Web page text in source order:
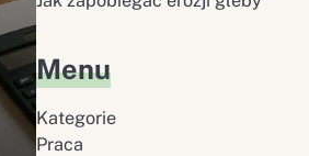
Menu
Kategorie
Praca